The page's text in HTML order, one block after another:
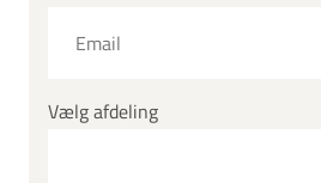
Vælg afdeling